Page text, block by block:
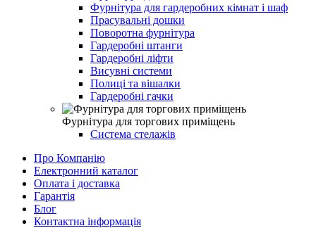
Фурнітура для гардеробних кімнат і шаф
Прасувальні дошки
Поворотна фурнітура
Гардеробні штанги
Гардеробні ліфти
Висувні системи
Полиці та вішалки
Гардеробні гачки
Фурнітура для торгових приміщень
Система стелажів
Про Компанію
Електронний каталог
Оплата і доставка
Гарантія
Блог
Контактна інформація